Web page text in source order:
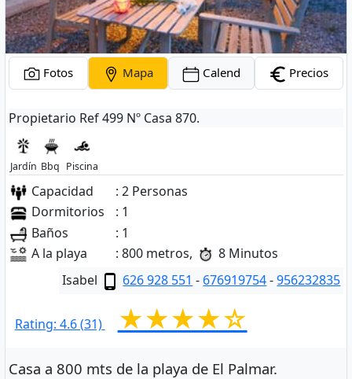
Fotos Mapa Calend Precios
Propietario Ref 499 Nº Casa 870.
Jardín Bbq Piscina
Capacidad
: 2 Personas
Dormitorios
: 1
Baños
: 1
A la playa
: 800 metros,
8 Minutos
Isabel
626 928 551 - 676919754-956232835
Rating: 4.6 (31) ★★★★☆
Casa a 800 mts de la playa de El Palmar.